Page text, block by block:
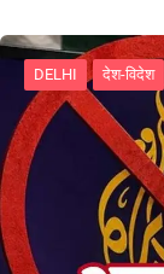
DELHI देश-विदेश